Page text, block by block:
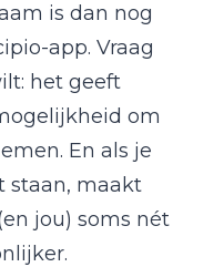
is dan nog
app. Vraag
het geeft
om
En als je
staan, maakt
jou) soms nét